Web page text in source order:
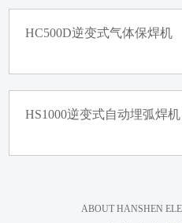
HC500D逆变式气体保焊机
HS1000逆变式自动埋弧焊机
ABOUT HANSHEN